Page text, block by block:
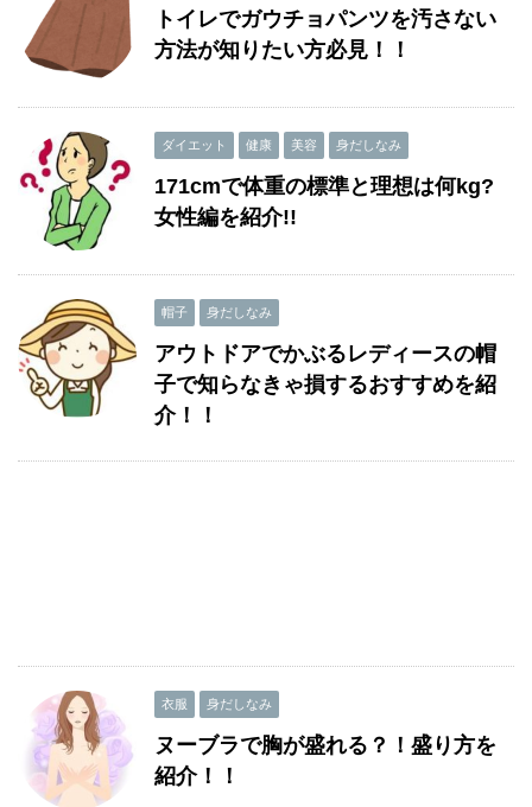
トイレでガウチョパンツを汚さない
方法が知りたい方必見！！
ダイエット 健康 美容 身だしなみ
171cmで体重の標準と理想は何kg?
女性編を紹介!!
帽子 身だしなみ
アウトドアでかぶるレディースの帽
子で知らなきゃ損するおすすめを紹
介！！
衣服 身だしなみ
ヌーブラで胸が盛れる？！盛り方を
紹介！！